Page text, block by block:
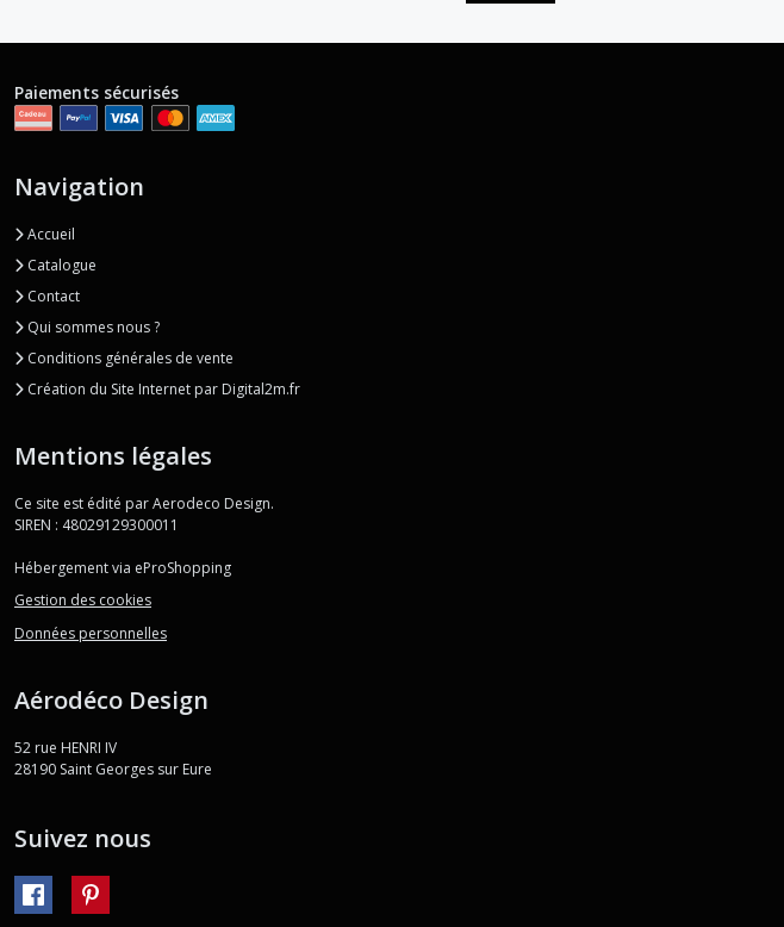
Paiements sécurisés
Navigation
Accueil
Catalogue
Contact
Qui sommes nous ?
Conditions générales de vente
Création du Site Internet par Digital2m.fr
Mentions légales
Ce site est édité par Aerodeco Design.
SIREN : 48029129300011
Hébergement via eProShopping
Gestion des cookies
Données personnelles
Aérodéco Design
52 rue HENRI IV
28190 Saint Georges sur Eure
Suivez nous